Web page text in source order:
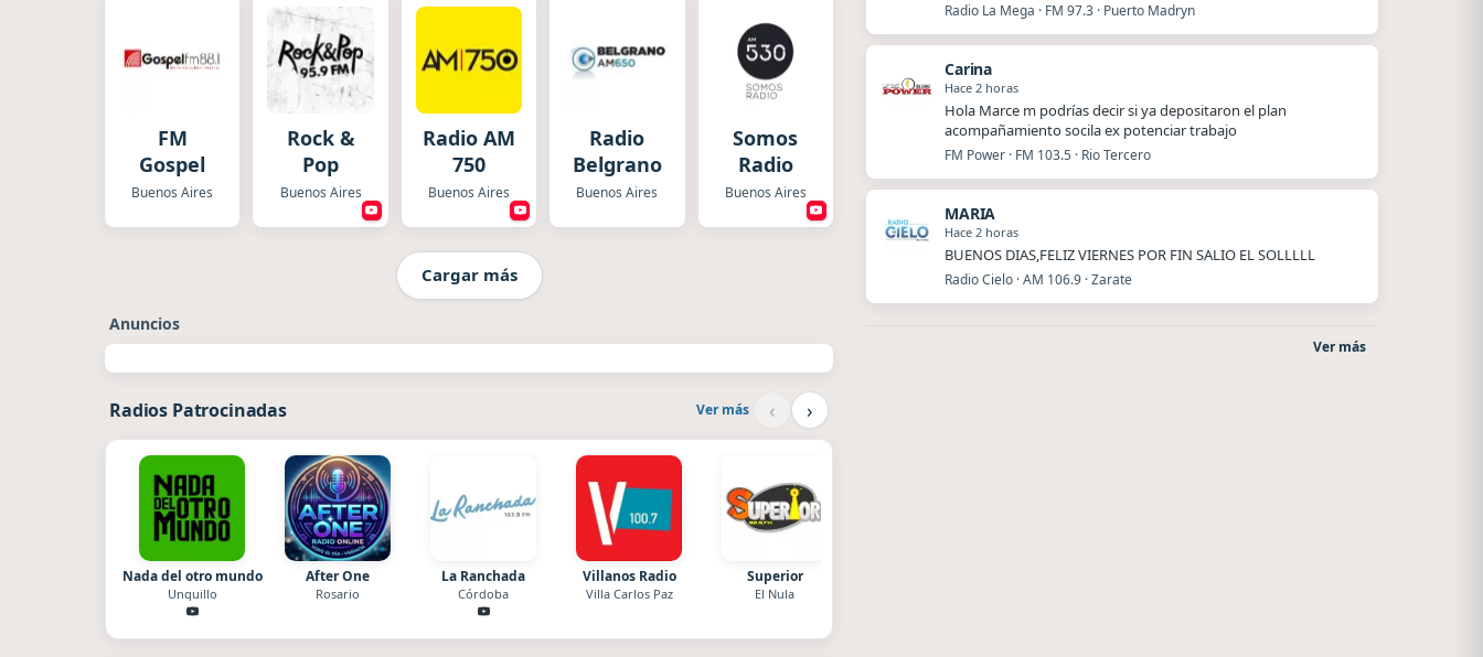
FM
Gospel
Buenos Aires
Rock &
Pop
Buenos Aires
Radio AM
750
Buenos Aires
Radio
Belgrano
Buenos Aires
Somos
Radio
Buenos Aires
Cargar más
Anuncios
Radios Patrocinadas Ver más ‹ ›
Nada del otro mundo
Unquillo
After One
Rosario
La Ranchada
Córdoba
Villanos Radio
Villa Carlos Paz
Superior
El Nula
Radio La Mega · FM 97.3 · Puerto Madryn
Carina
Hace 2 horas
Hola Marce m podrías decir si ya depositaron el plan
acompañamiento socila ex potenciar trabajo
FM Power · FM 103.5 · Rio Tercero
MARIA
Hace 2 horas
BUENOS DIAS,FELIZ VIERNES POR FIN SALIO EL SOLLLLL
Radio Cielo · AM 106.9 · Zarate
Ver más